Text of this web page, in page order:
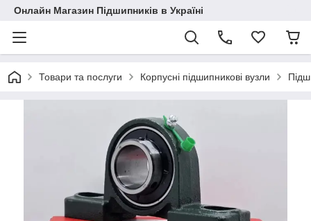
Онлайн Магазин Підшипників в Україні
Товари та послуги Корпусні підшипникові вузли